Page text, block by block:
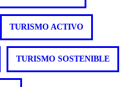
TURISMO ACTIVO
TURISMO SOSTENIBLE